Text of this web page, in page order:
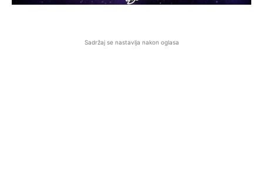
Sadržaj se nastavlja nakon oglasa